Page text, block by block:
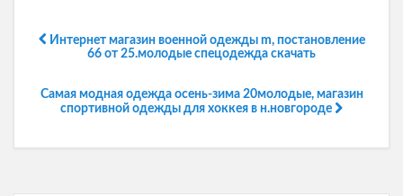
Интернет магазин военной одежды m, постановление
66 от 25.молодые спецодежда скачать
Самая модная одежда осень-зима 20молодые, магазин
спортивной одежды для хоккея в н.новгороде